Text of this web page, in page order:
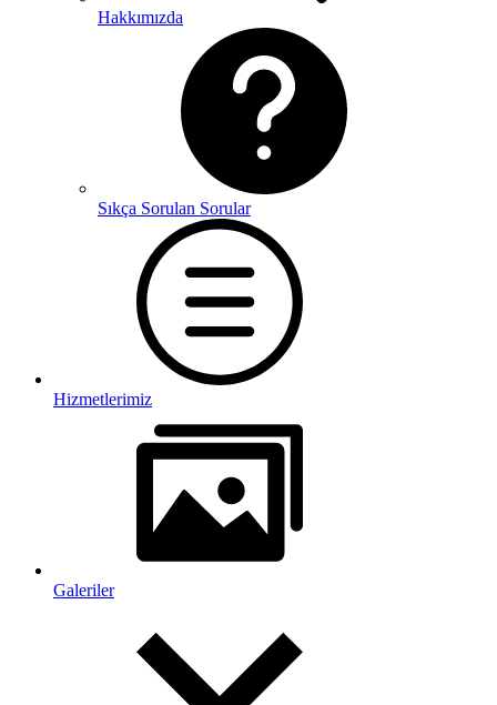
Hakkımızda
Sıkça Sorulan Sorular
Hizmetlerimiz
Galeriler